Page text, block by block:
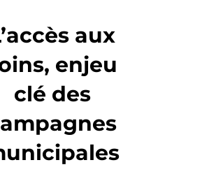
aux
enjeu
clé des